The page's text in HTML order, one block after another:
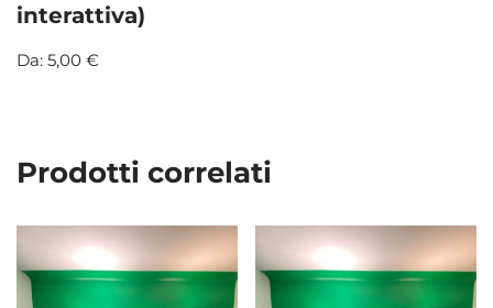
interattiva)
Da: 5,00 €
Prodotti correlati